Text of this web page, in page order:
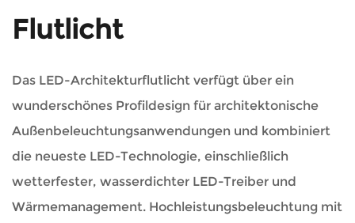
Flutlicht
Das LED-Architekturflutlicht verfügt über ein
wunderschönes Profildesign für architektonische
Außenbeleuchtungsanwendungen und kombiniert
die neueste LED-Technologie, einschließlich
wetterfester, wasserdichter LED-Treiber und
Wärmemanagement. Hochleistungsbeleuchtung mit